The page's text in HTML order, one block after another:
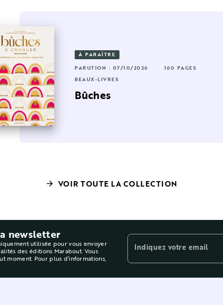
cuisine
: 25/03/2026
160 PAGES
LIVRES
à croquer
À PARAÎTRE
PARUTION : 07/10/2026
160 PAGES
BEAUX-LIVRES
Bûches
arrow_forward VOIR TOUTE LA COLLECTION
newsletter
utilisée pour vous envoyer
des éditions Marabout. Vous
moment. Pour plus d’informations,
Indiquez votre email